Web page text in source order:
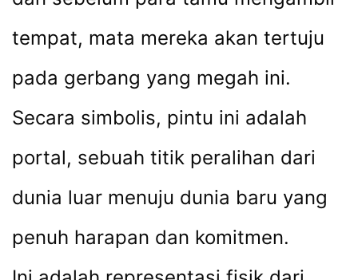
tempat, mata mereka akan tertuju
pada gerbang yang megah ini.
Secara simbolis, pintu ini adalah
portal, sebuah titik peralihan dari
dunia luar menuju dunia baru yang
penuh harapan dan komitmen.